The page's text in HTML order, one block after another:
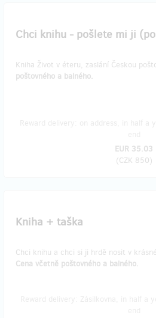
Chci knihu - pošlete mi ji
Kniha Život v éteru, zaslání Českou
poštovného a balného.
EUR 35.03
(CZK 850)
Kniha + taška
Chci knihu a chci si ji hrdě nosit v
Cena včetně poštovného a balného.